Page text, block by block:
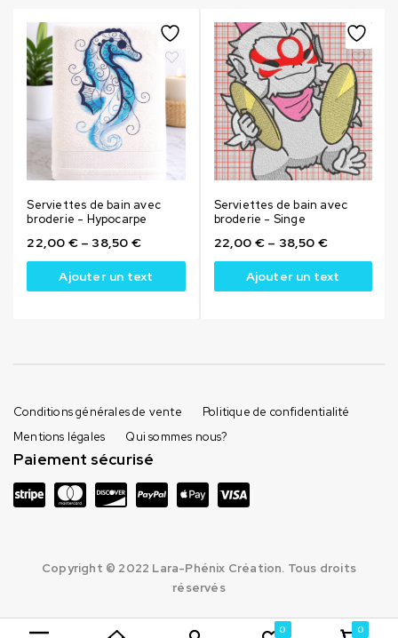
Serviettes de bain avec
broderie - Hypocarpe
22,00 €– 38,50 €
Ajouter un text
Serviettes de bain avec
broderie - Singe
22,00 €– 38,50 €
Ajouter un text
Conditions générales de vente
Politique de confidentialité
Mentions légales
Qui sommes nous?
Paiement sécurisé
Copyright © 2022 Lara-Phénix Création. Tous droits
réservés
0 0